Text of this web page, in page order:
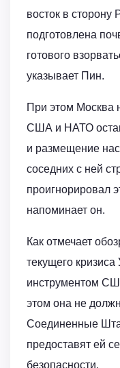
восток в сторону
подготовлена
готового
указывает Пин.
При этом Москва
США и НАТО
и размещение
соседних с ней
проигнорировал
напоминает он.
Как отмечает
текущего кризиса
инструментом
этом она не
Соединенные
предоставят ей
безопасности.